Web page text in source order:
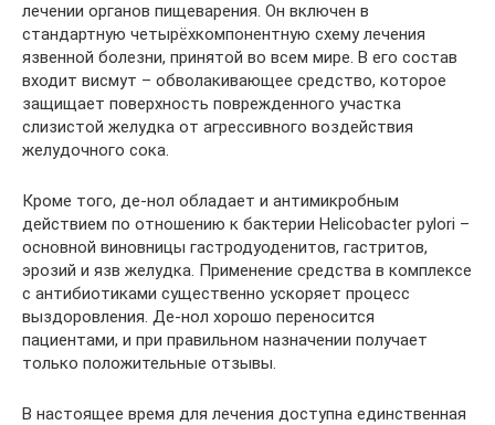
лечении органов пищеварения. Он включен в
стандартную четырёхкомпонентную схему лечения
язвенной болезни, принятой во всем мире. В его состав
входит висмут – обволакивающее средство, которое
защищает поверхность поврежденного участка
слизистой желудка от агрессивного воздействия
желудочного сока.
Кроме того, де-нол обладает и антимикробным
действием по отношению к бактерии Helicobacter pylori –
основной виновницы гастродуоденитов, гастритов,
эрозий и язв желудка. Применение средства в комплексе
с антибиотиками существенно ускоряет процесс
выздоровления. Де-нол хорошо переносится
пациентами, и при правильном назначении получает
только положительные отзывы.
В настоящее время для лечения доступна единственная